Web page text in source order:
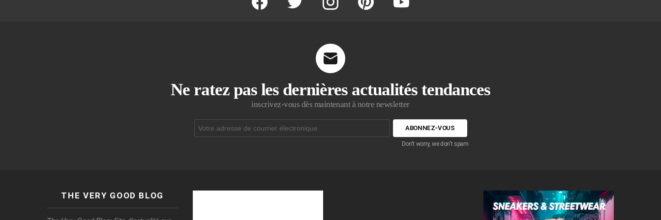
Ne ratez pas les dernières actualités tendances
inscrivez-vous dès maintenant à notre newsletter
de
courrier
Don't worry, we don't spam
THE VERY GOOD BLOG